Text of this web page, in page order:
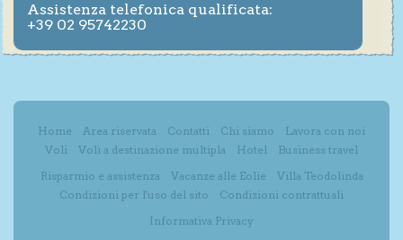
Assistenza telefonica qualificata:
+39 02 95742230
Home Area riservata Contatti Chi siamo
Lavora con noi
Voli
Voli a destinazione multipla Hotel
Business travel
Risparmio e assistenza
Vacanze alle Eolie
Villa Teodolinda
Condizioni per l'uso del sito
Condizioni contrattuali
Informativa Privacy